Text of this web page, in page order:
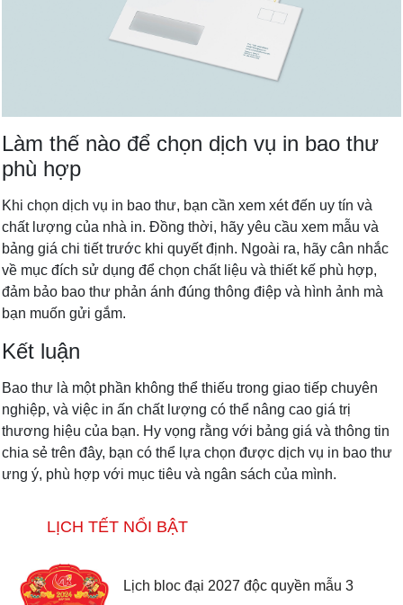
Làm thế nào để chọn dịch vụ in bao thư
phù hợp
Khi chọn dịch vụ in bao thư, bạn cần xem xét đến uy tín và
chất lượng của nhà in. Đồng thời, hãy yêu cầu xem mẫu và
bảng giá chi tiết trước khi quyết định. Ngoài ra, hãy cân nhắc
về mục đích sử dụng để chọn chất liệu và thiết kế phù hợp,
đảm bảo bao thư phản ánh đúng thông điệp và hình ảnh mà
bạn muốn gửi gắm.
Kết luận
Bao thư là một phần không thể thiếu trong giao tiếp chuyên
nghiệp, và việc in ấn chất lượng có thể nâng cao giá trị
thương hiệu của bạn. Hy vọng rằng với bảng giá và thông tin
chia sẻ trên đây, bạn có thể lựa chọn được dịch vụ in bao thư
ưng ý, phù hợp với mục tiêu và ngân sách của mình.
LỊCH TẾT NỔI BẬT
Lịch bloc đại 2027 độc quyền mẫu 3